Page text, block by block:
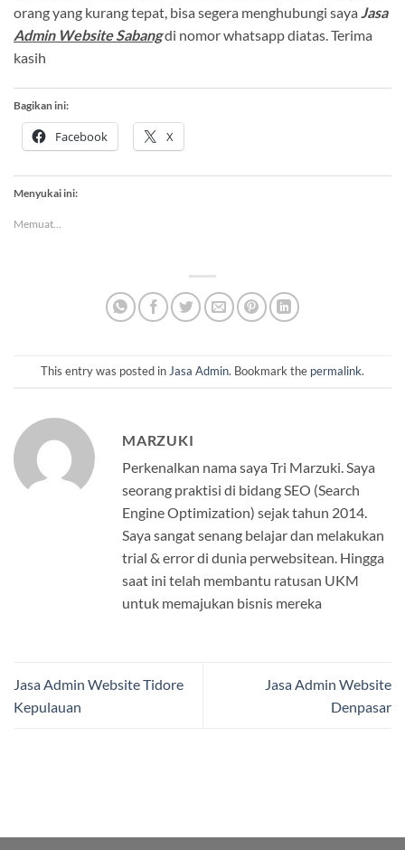
orang yang kurang tepat, bisa segera menghubungi saya Jasa
Admin Website Sabangdi nomor whatsapp diatas. Terima
kasih
Bagikan ini:
Facebook X
Menyukai ini:
Memuat...
This entry was posted inJasa Admin. Bookmark the permalink.
MARZUKI
Perkenalkan nama saya Tri Marzuki. Saya
seorang praktisi di bidang SEO (Search
Engine Optimization) sejak tahun 2014.
Saya sangat senang belajar dan melakukan
trial & error di dunia perwebsitean. Hingga
saat ini telah membantu ratusan UKM
untuk memajukan bisnis mereka
Jasa Admin Website Tidore
Kepulauan
Jasa Admin Website
Denpasar